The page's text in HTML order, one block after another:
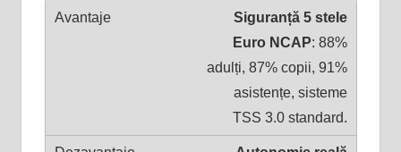
Siguranță 5 stele
Euro NCAP: 88%
adulți, 87% copii, 91%
asistențe, sisteme
TSS 3.0 standard.